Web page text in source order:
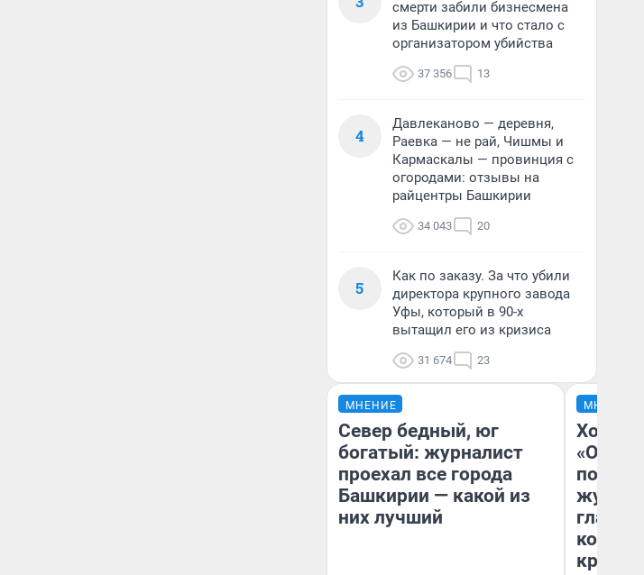
смерти забили бизнесмена
из Башкирии и что стало с
организатором убийства
37 356 13
4
Давлеканово — деревня,
Раевка — не рай, Чишмы и
Кармаскалы — провинция с
огородами: отзывы на
райцентры Башкирии
34 043 20
5
Как по заказу. За что убили
директора крупного завода
Уфы, который в 90-х
вытащил его из кризиса
31 674 23
МНЕНИЕ
Север бедный, юг
богатый: журналист
проехал все города
Башкирии — какой из
них лучший
МНЕНИЕ
Хоть